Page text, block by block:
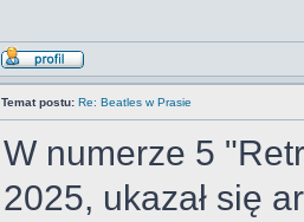
Temat postu: Re: Beatles w Prasie
W numerze 5
2025, ukazał się